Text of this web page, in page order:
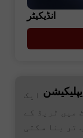
انڈیکیٹر
ایک
میں ٹریڈ کے
تر بنا سکتی